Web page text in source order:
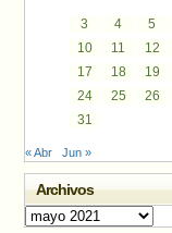
3
4 5
10
11 12
17
18 19
24
25 26
31
« Abr Jun »
Archivos
Archivos